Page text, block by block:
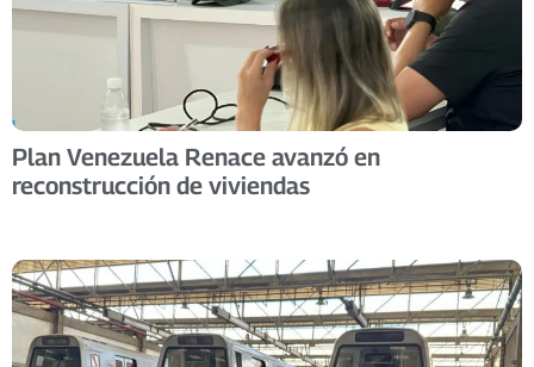
Plan Venezuela Renace avanzó en
reconstrucción de viviendas